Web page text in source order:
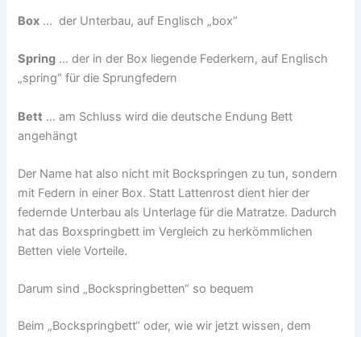
Box … der Unterbau, auf Englisch „box“
Spring … der in der Box liegende Federkern, auf Englisch
„spring“ für die Sprungfedern
Bett … am Schluss wird die deutsche Endung Bett
angehängt
Der Name hat also nicht mit Bockspringen zu tun, sondern
mit Federn in einer Box. Statt Lattenrost dient hier der
federnde Unterbau als Unterlage für die Matratze. Dadurch
hat das Boxspringbett im Vergleich zu herkömmlichen
Betten viele Vorteile.
Darum sind „Bockspringbetten“ so bequem
Beim „Bockspringbett“ oder, wie wir jetzt wissen, dem